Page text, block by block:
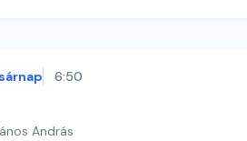
6:50
András